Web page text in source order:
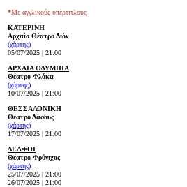
*Με αγγλικούς υπέρτιτλους
ΚΑΤΕΡΙΝΗ
Αρχαίο Θέατρο Διόν
(χάρτης)
05/07/2025 | 21:00
ΑΡΧΑΙΑ ΟΛΥΜΠΙΑ
Θέατρο Φλόκα
(χάρτης)
10/07/2025 | 21:00
ΘΕΣΣΑΛΟΝΙΚΗ
Θέατρο Δάσους
(χάρτης)
17/07/2025 | 21:00
ΔΕΛΦΟΙ
Θέατρο Φρύνιχος
(χάρτης)
25/07/2025 | 21:00
26/07/2025 | 21:00